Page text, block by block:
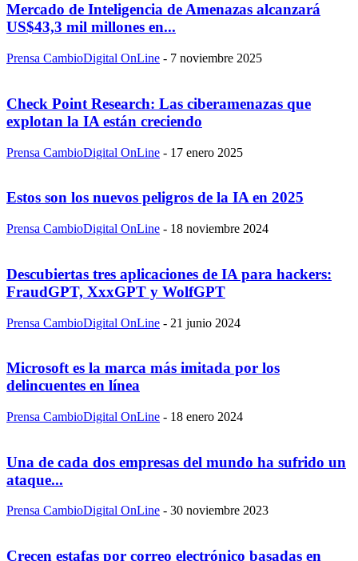
Mercado de Inteligencia de Amenazas alcanzará
US$43,3 mil millones en...
Prensa CambioDigital OnLine - 7 noviembre 2025
Check Point Research: Las ciberamenazas que
explotan la IA están creciendo
Prensa CambioDigital OnLine - 17 enero 2025
Estos son los nuevos peligros de la IA en 2025
Prensa CambioDigital OnLine - 18 noviembre 2024
Descubiertas tres aplicaciones de IA para hackers:
FraudGPT, XxxGPT y WolfGPT
Prensa CambioDigital OnLine - 21 junio 2024
Microsoft es la marca más imitada por los
delincuentes en línea
Prensa CambioDigital OnLine - 18 enero 2024
Una de cada dos empresas del mundo ha sufrido un
ataque...
Prensa CambioDigital OnLine - 30 noviembre 2023
Crecen estafas por correo electrónico basadas en